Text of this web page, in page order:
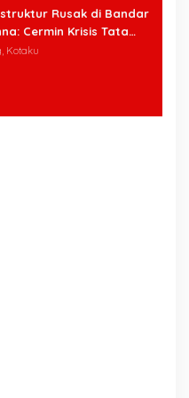
Rusak di Bandar
Cermin Krisis Tata
Kotaku